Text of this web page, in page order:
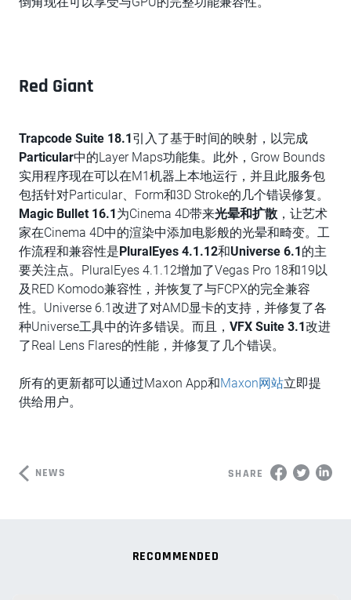
Red Giant
Trapcode Suite 18.1引入了基于时间的映射，以完成
Particular中的Layer Maps功能集。此外，Grow Bounds
实用程序现在可以在M1机器上本地运行，并且此服务包
包括针对Particular、Form和3D Stroke的几个错误修复。
Magic Bullet 16.1为Cinema 4D带来光晕和扩散 ，让艺术
家在Cinema 4D中的渲染中添加电影般的光晕和畸变。工
作流程和兼容性是PluralEyes 4.1.12和Universe 6.1的主
要关注点。PluralEyes 4.1.12增加了Vegas Pro 18和19以
及RED Komodo兼容性，并恢复了与FCPX的完全兼容
性。Universe 6.1改进了对AMD显卡的支持，并修复了各
种Universe工具中的许多错误。而且， VFX Suite 3.1改进
了Real Lens Flares的性能，并修复了几个错误。
所有的更新都可以通过Maxon App和Maxon网站立即提
供给用户。
NEWS SHARE
RECOMMENDED